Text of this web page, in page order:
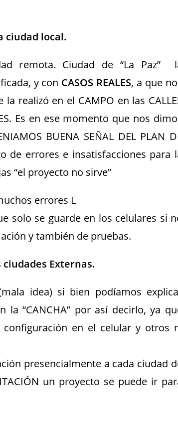
ciudad local.
remota. Ciudad de “La Paz”
y con CASOS REALES, a que
realizó en el CAMPO en las
Es en ese momento que nos
BUENA SEÑAL DEL PLAN
de errores e insatisfacciones para
“el proyecto no sirve”
errores L
solo se guarde en los celulares si
y también de pruebas.
Externas.
idea) si bien podíamos
“CANCHA” por así decirlo, ya
en el celular y otros
presencialmente a cada ciudad
un proyecto se puede ir